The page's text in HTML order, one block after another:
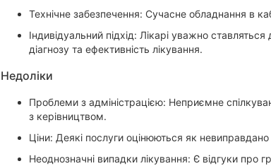
Технічне забезпечення: Сучасне обладнання в
Індивідуальний підхід: Лікарі уважно
діагнозу та ефективність лікування.
Недоліки
Проблеми з адміністрацією: Неприємне
з керівництвом.
Ціни: Деякі послуги оцінюються як невиправдано
Неоднозначні випадки лікування: Є відгуки про